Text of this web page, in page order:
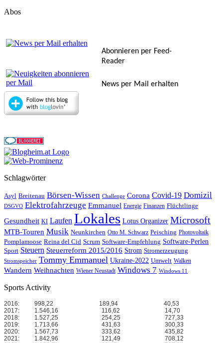
Abos
Abonnieren per Feed-
Reader
News per Mail erhalten
Schlagwörter
Asyl Breitenau Börsen-Wissen Challenge Corona Covid-19 Domizil
DSGVO Elektrofahrzeuge Emmanuel Energie Finanzen Flüchtlinge
Gesundheit KI Laufen Lokales Lotus Organizer Microsoft
MTB-Touren Musik Neunkirchen Otto M. Schwarz Peisching Photovoltaik
Pomplamoose Reina del Cid Scrum Software-Empfehlung Software-Perlen
Sport Steuern Steuerreform 2015/2016 Strom Stromerzeugung
Stromspeicher Tommy Emmanuel Ukraine-2022 Umwelt Walken
Wandern Weihnachten Wiener Neustadt Windows 7 Windows 11
Sports Activity
2016: 998,22 189,94
40,53
2017:
1.546,16 116,62
14,70
2018:
1.527,25 254,25
727,33
2019:
1.713,66 431,63
300,33
2020:
1.567,73 333,62
435,82
2021:
1.842,96 121,49
708,12